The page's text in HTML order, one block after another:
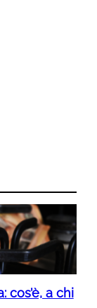
cos’è, a chi